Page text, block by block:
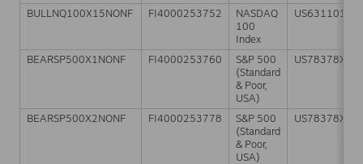
BULLNQ100X15NONF FI4000253752
NASDAQ
100
Index
BEARSP500X1NONF FI4000253760
S&P 500
(Standard
& Poor,
USA)
BEARSP500X2NONF FI4000253778
S&P 500
(Standard
& Poor,
USA)